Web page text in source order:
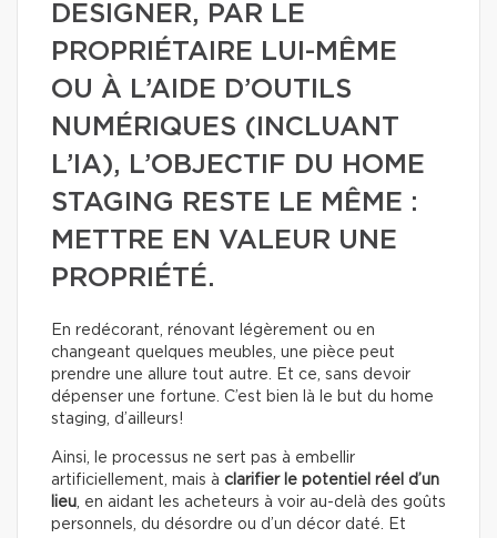
DESIGNER, PAR LE
PROPRIÉTAIRE LUI-MÊME
OU À L’AIDE D’OUTILS
NUMÉRIQUES (INCLUANT
L’IA), L’OBJECTIF DU HOME
STAGING RESTE LE MÊME :
METTRE EN VALEUR UNE
PROPRIÉTÉ.
En redécorant, rénovant légèrement ou en
changeant quelques meubles, une pièce peut
prendre une allure tout autre. Et ce, sans devoir
dépenser une fortune. C’est bien là le but du home
staging, d’ailleurs!
Ainsi, le processus ne sert pas à embellir
artificiellement, mais à clarifier le potentiel réel d’un
lieu, en aidant les acheteurs à voir au-delà des goûts
personnels, du désordre ou d’un décor daté. Et